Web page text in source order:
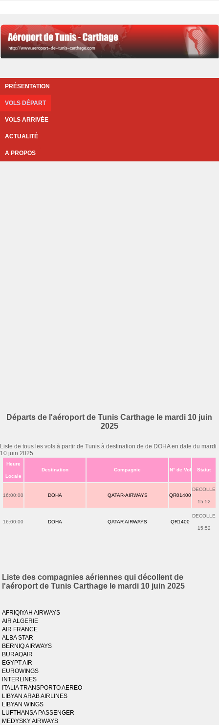
PRÉSENTATION
VOLS DÉPART
VOLS ARRIVÉE
ACTUALITÉ
A PROPOS
Départs de l'aéroport de Tunis Carthage le mardi 10 juin
2025
Liste de tous les vols à partir de Tunis à destination de de DOHA en date du mardi
10 juin 2025
Heure
Locale
Destination Compagnie N° de Vol Statut
16:00:00 DOHA QATAR-AIRWAYS QR01400
DECOLLE
15:52
16:00:00 DOHA QATAR AIRWAYS QR1400
DECOLLE
15:52
Liste des compagnies aériennes qui décollent de
l'aéroport de Tunis Carthage le mardi 10 juin 2025
AFRIQIYAH AIRWAYS
AIR ALGERIE
AIR FRANCE
ALBA STAR
BERNIQ AIRWAYS
BURAQAIR
EGYPT AIR
EUROWINGS
INTERLINES
ITALIA TRANSPORTO AEREO
LIBYAN ARAB AIRLINES
LIBYAN WINGS
LUFTHANSA PASSENGER
MEDYSKY AIRWAYS